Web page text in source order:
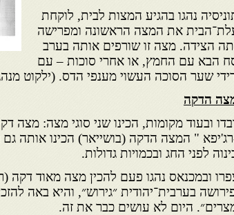
נהגו בהגיע המצות לבית, לוקחת
את המצה הראשונה ומפרישה
הצידה. מצה זו שורפים אותה בערב
הבא עם החמץ, או אחרי סוכות – עם
שער הסוכה העשוי מענפי הדס. (ילקוט מנהגים
הדקה
ובעוד מקומות, הכינו שני סוגי מצה:
" המצה הדקה (בושייאר) הכינו אותה גם
לפני החג ובכמויות גדולות.
ובמכנאס נהגו פעם להכין מצה מאוד דקה
בערבית־יהודית ״גירוש״, והיא באה
היום לא עושים כבר את זה.